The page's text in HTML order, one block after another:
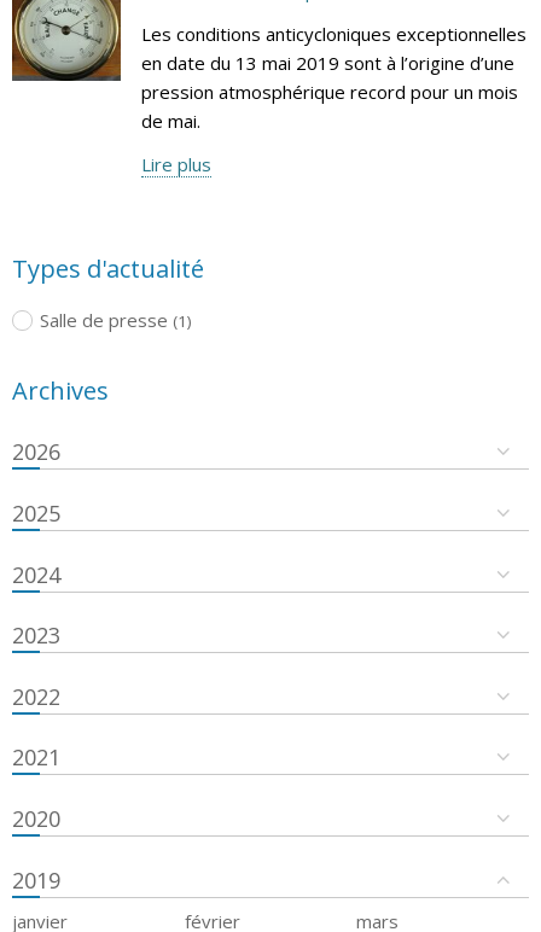
Les conditions anticycloniques exceptionnelles
en date du 13 mai 2019 sont à l’origine d’une
pression atmosphérique record pour un mois
de mai.
Lire plus
Types d'actualité
Salle de presse (1)
Archives
2026
2025
2024
2023
2022
2021
2020
2019
janvier février
mars